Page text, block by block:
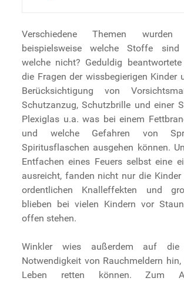
Verschiedene Themen wurden
beispielsweise welche Stoffe
welche nicht? Geduldig
die Fragen der wissbegierigen Kinder
Berücksichtigung von
Schutzanzug, Schutzbrille und einer
Plexiglas u.a. was bei einem
und welche Gefahren von
Spiritusflaschen ausgehen können.
Entfachen eines Feuers selbst eine
ausreicht, fanden nicht nur die Kinder
ordentlichen Knalleffekten und
blieben bei vielen Kindern vor
offen stehen.
Winkler wies außerdem auf die
Notwendigkeit von Rauchmeldern
Leben retten können. Zum